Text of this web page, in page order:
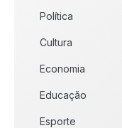
Política
Cultura
Economia
Educação
Esporte